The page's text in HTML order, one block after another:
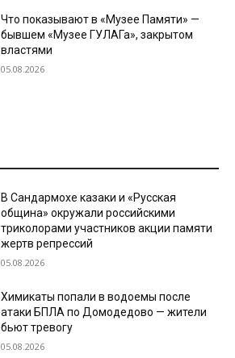
Что показывают в «Музее Памяти» —
бывшем «Музее ГУЛАГа», закрытом
властями
05.08.2026
В Сандармохе казаки и «Русская
община» окружали российскими
триколорами участников акции памяти
жертв репрессий
05.08.2026
Химикаты попали в водоемы после
атаки БПЛА по Домодедово — жители
бьют тревогу
05.08.2026